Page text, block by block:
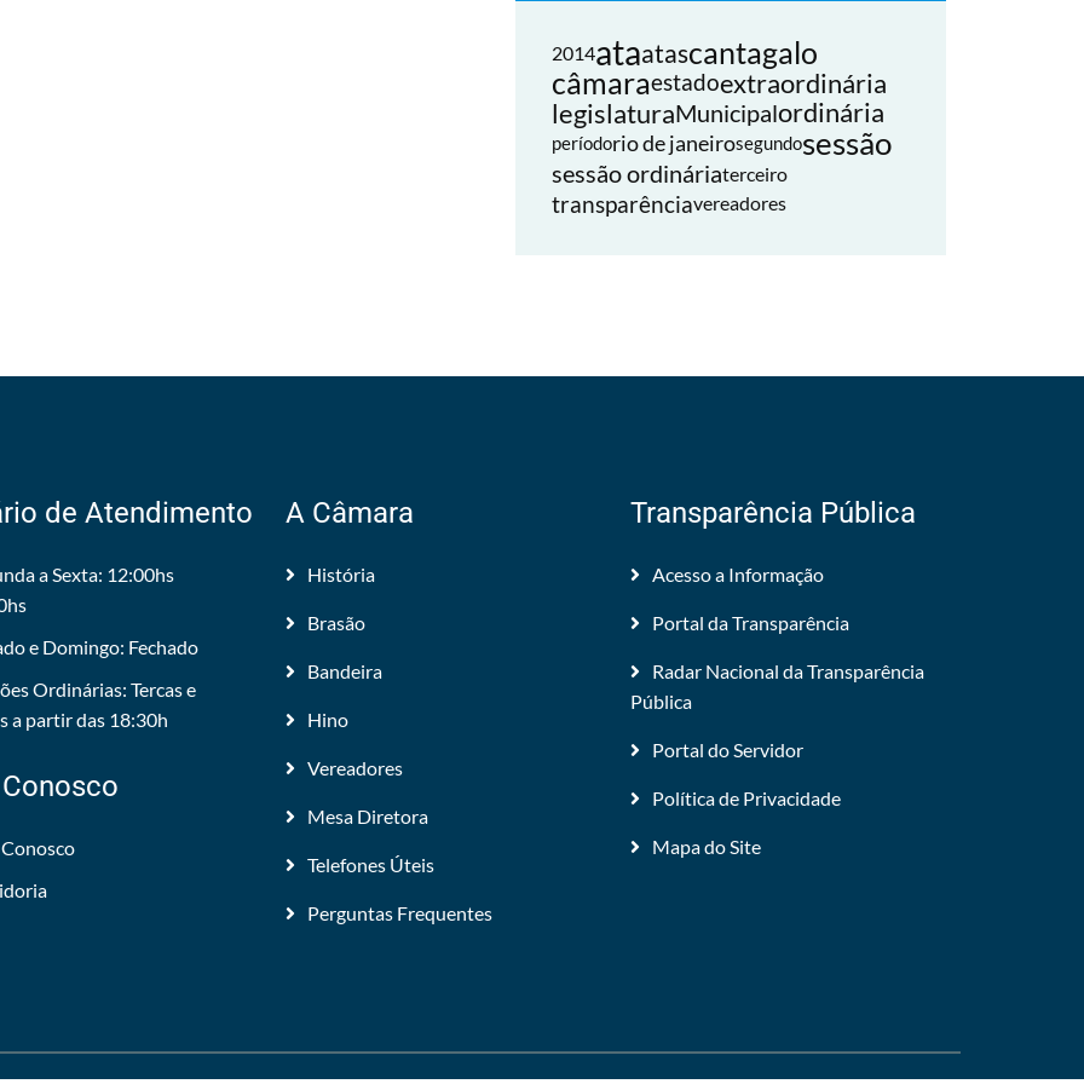
2014ataatascantagalo
câmaraestadoextraordinária
legislaturaMunicipalordinária
períodorio de janeirosegundosessão
sessão ordináriaterceiro
transparênciavereadores
de Atendimento
a Sexta: 12:00hs
e Domingo: Fechado
Ordinárias: Tercas e
a partir das 18:30h
A Câmara
História
Brasão
Bandeira
Hino
Vereadores
Mesa Diretora
Telefones Úteis
Perguntas Frequentes
Transparência Pública
Acesso a Informação
Portal da Transparência
Radar Nacional da Transparência
Pública
Portal do Servidor
Política de Privacidade
Mapa do Site